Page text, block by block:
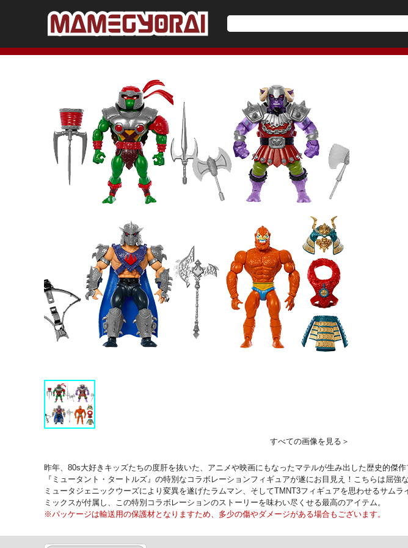
すべての画像を見る＞
昨年、80s大好きキッズたちの度肝を抜いた、アニメや映画にもなったマテルが生み出した歴史的
『ミュータント・タートルズ』の特別なコラボレーションフィギュアが遂にお目見え！こちらは屈
ミュータジェニックウーズにより変異を遂げたラムマン、そしてTMNT3フィギュアを思わせるサム
ミックスが付属し、この特別コラボレーションのストーリーを味わい尽くせる最高のアイテム。
※パッケージは輸送用の保護材となりますため、多少の傷やダメージがある場合もございます。